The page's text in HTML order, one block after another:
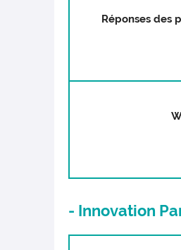
Réponses des
- Innovation